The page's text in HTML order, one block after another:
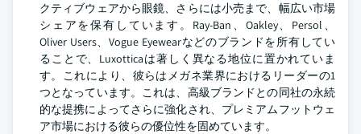
クティブウェアから眼鏡、さらには小売まで、幅広い市場
シェアを保有しています。Ray-Ban、Oakley、Persol、
Oliver Users、Vogue Eyewearなどのブランドを所有してい
ることで、Luxotticaは著しく異なる地位に置かれていま
す。これにより、彼らはメガネ業界におけるリーダーの1
つとなっています。これは、高級ブランドとの同社の永続
的な提携によってさらに強化され、プレミアムフットウェ
ア市場における彼らの優位性を固めています。